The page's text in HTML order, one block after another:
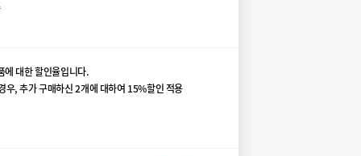
에 대한 할인율입니다.
우, 추가 구매하신 2개에 대하여 15%할인 적용